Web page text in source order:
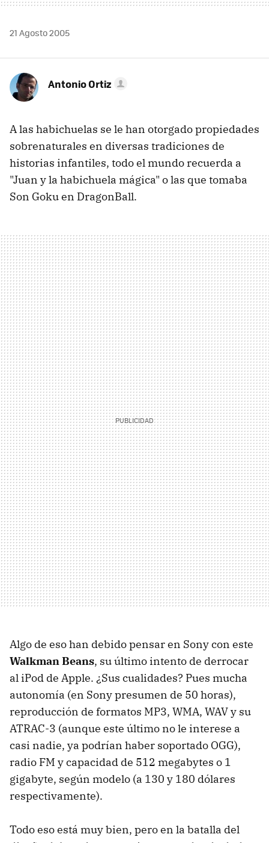
21 Agosto 2005
Antonio Ortiz
A las habichuelas se le han otorgado propiedades
sobrenaturales en diversas tradiciones de
historias infantiles, todo el mundo recuerda a
"Juan y la habichuela mágica" o las que tomaba
Son Goku en DragonBall.
Algo de eso han debido pensar en Sony con este
Walkman Beans, su último intento de derrocar
al iPod de Apple. ¿Sus cualidades? Pues mucha
autonomía (en Sony presumen de 50 horas),
reproducción de formatos MP3, WMA, WAV y su
ATRAC-3 (aunque este último no le interese a
casi nadie, ya podrían haber soportado OGG),
radio FM y capacidad de 512 megabytes o 1
gigabyte, según modelo (a 130 y 180 dólares
respectivamente).
Todo eso está muy bien, pero en la batalla del